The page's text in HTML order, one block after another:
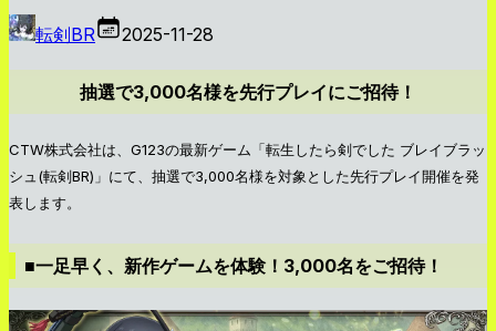
転剣BR 2025-11-28
抽選で3,000名様を先行プレイにご招待！
CTW株式会社は、G123の最新ゲーム「転生したら剣でした ブレイブラッ
シュ(転剣BR)」にて、抽選で3,000名様を対象とした先行プレイ開催を発
表します。
■一足早く、新作ゲームを体験！3,000名をご招待！